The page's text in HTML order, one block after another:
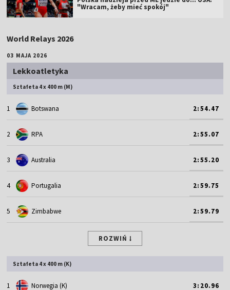
"Wracam, żeby mieć spokój"
World Relays 2026
03 MAJA 2026
Lekkoatletyka
Sztafeta 4 x 400 m (M)
1 Botswana 2:54.47
2 RPA 2:55.07
3 Australia 2:55.20
4 Portugalia 2:59.75
5 Zimbabwe 2:59.79
ROZWIŃ
Sztafeta 4 x 400 m (K)
1 Norwegia (K) 3:20.96